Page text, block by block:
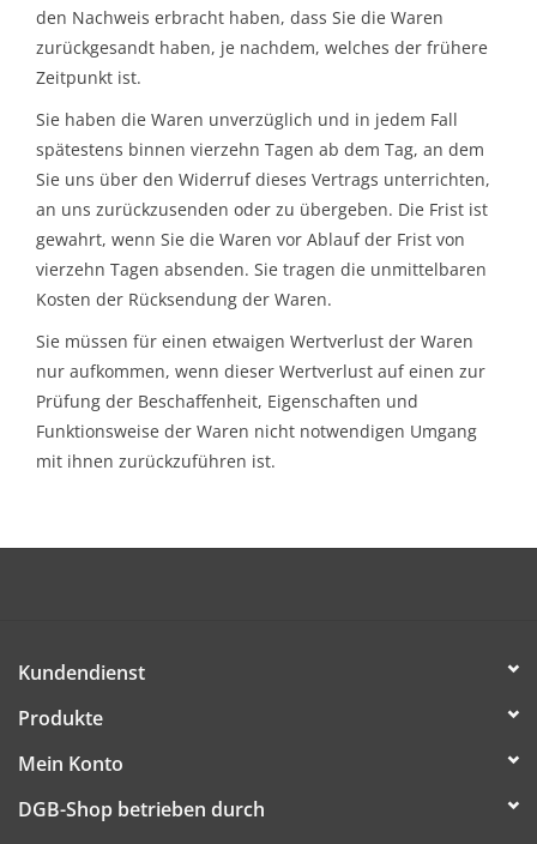
den Nachweis erbracht haben, dass Sie die Waren
zurückgesandt haben, je nachdem, welches der frühere
Zeitpunkt ist.
Sie haben die Waren unverzüglich und in jedem Fall
spätestens binnen vierzehn Tagen ab dem Tag, an dem
Sie uns über den Widerruf dieses Vertrags unterrichten,
an uns zurückzusenden oder zu übergeben. Die Frist ist
gewahrt, wenn Sie die Waren vor Ablauf der Frist von
vierzehn Tagen absenden. Sie tragen die unmittelbaren
Kosten der Rücksendung der Waren.
Sie müssen für einen etwaigen Wertverlust der Waren
nur aufkommen, wenn dieser Wertverlust auf einen zur
Prüfung der Beschaffenheit, Eigenschaften und
Funktionsweise der Waren nicht notwendigen Umgang
mit ihnen zurückzuführen ist.
Kundendienst
Produkte
Mein Konto
DGB-Shop betrieben durch